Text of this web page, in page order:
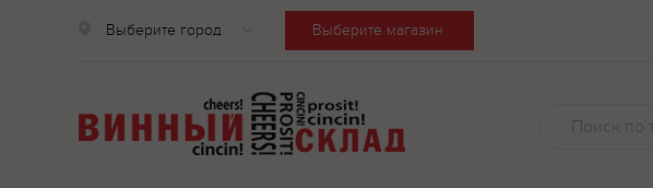
Выберите город Выберите магазин